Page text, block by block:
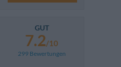
GUT
7.2/10
299 Bewertungen